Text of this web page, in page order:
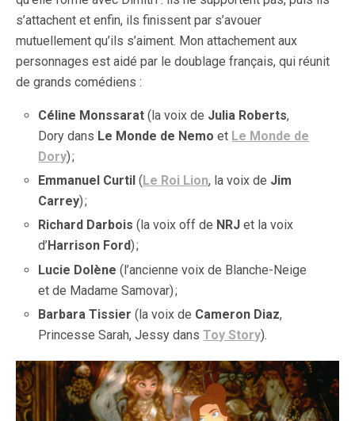
s’attachent et enfin, ils finissent par s’avouer
mutuellement qu’ils s’aiment. Mon attachement aux
personnages est aidé par le doublage français, qui réunit
de grands comédiens :
Céline Monssarat (la voix de Julia Roberts,
Dory dans Le Monde de Nemo et Le Monde de
Dory) ;
Emmanuel Curtil ( Le Roi Lion, la voix de Jim
Carrey) ;
Richard Darbois (la voix off de NRJ et la voix
d’Harrison Ford) ;
Lucie Dolène (l’ancienne voix de Blanche-Neige
et de Madame Samovar) ;
Barbara Tissier (la voix de Cameron Diaz,
Princesse Sarah, Jessy dansToy Story).